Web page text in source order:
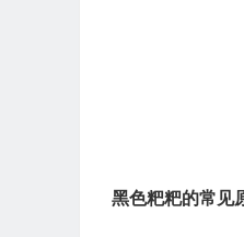
黑色粑粑的常见